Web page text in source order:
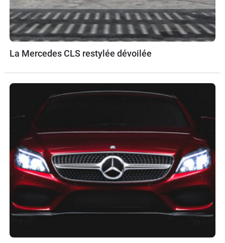
La Mercedes CLS restylée dévoilée